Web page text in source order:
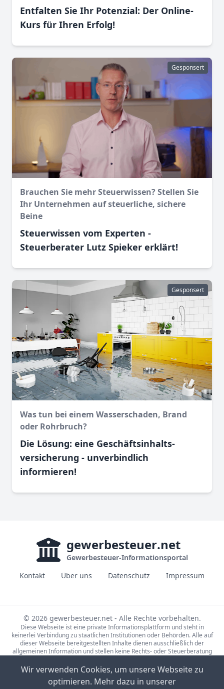
Entfalten Sie Ihr Potenzial: Der Online-
Kurs für Ihren Erfolg!
Gesponsert
Brauchen Sie mehr Steuerwissen? Stellen Sie
Ihr Unternehmen auf steuerliche, sichere
Beine
Steuerwissen vom Experten -
Steuerberater Lutz Spieker erklärt!
Gesponsert
Was tun bei einem Wasser­schaden, Brand
oder Rohr­bruch?
Die Lösung: eine Geschäftsinhalts­
versicherung - unverbindlich
informieren!
gewerbesteuer.net
Gewerbesteuer-Informationsportal
Kontakt
Über uns Datenschutz Impressum
© 2026 gewerbesteuer.net - Alle Rechte vorbehalten.
Diese Webseite ist eine private Informationsplattform und steht in
keinerlei Verbindung zu staatlichen Institutionen oder Behörden. Alle auf
dieser Webseite bereitgestellten Inhalte dienen ausschließlich der
allgemeinen Information und stellen keine Rechts- oder Steuerberatung
Informationen wird keine Gewähr übernommen. Bei rechtlichen oder
steuerlichen Fragen wenden Sie sich bitte an einen qualifizierten
Fachberater.
Wir verwenden Cookies, um unsere Webseite zu
optimieren. Mehr dazu in unserer